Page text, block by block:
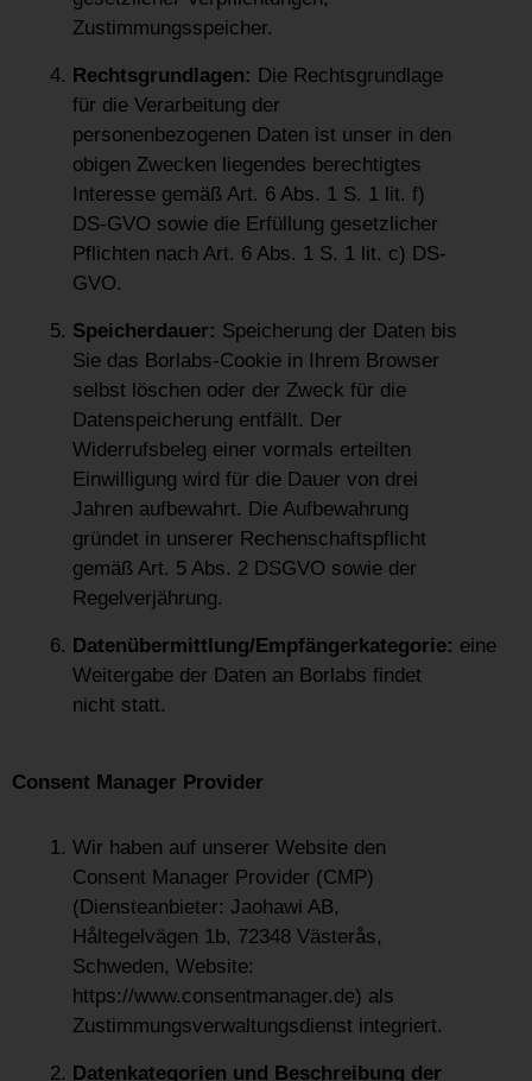
Zustimmungsspeicher.
Rechtsgrundlagen: Die Rechtsgrundlage
für die Verarbeitung der
personenbezogenen Daten ist unser in den
obigen Zwecken liegendes berechtigtes
Interesse gemäß Art. 6 Abs. 1 S. 1 lit. f)
DS-GVO sowie die Erfüllung gesetzlicher
Pflichten nach Art. 6 Abs. 1 S. 1 lit. c) DS-
GVO.
Speicherdauer: Speicherung der Daten bis
Sie das Borlabs-Cookie in Ihrem Browser
selbst löschen oder der Zweck für die
Datenspeicherung entfällt. Der
Widerrufsbeleg einer vormals erteilten
Einwilligung wird für die Dauer von drei
Jahren aufbewahrt. Die Aufbewahrung
gründet in unserer Rechenschaftspflicht
gemäß Art. 5 Abs. 2 DSGVO sowie der
Regelverjährung.
Datenübermittlung/Empfängerkategorie: eine
Weitergabe der Daten an Borlabs findet
nicht statt.
Consent Manager Provider
Wir haben auf unserer Website den
Consent Manager Provider (CMP)
(Diensteanbieter: Jaohawi AB,
Håltegelvägen 1b, 72348 Västerås,
Schweden, Website:
https://www.consentmanager.de) als
Zustimmungsverwaltungsdienst integriert.
Datenkategorien und Beschreibung der